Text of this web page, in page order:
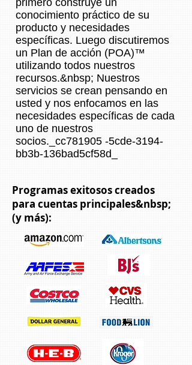
primero construye un
conocimiento práctico de su
producto y necesidades
específicas. Luego discutiremos
un Plan de acción (POA)™
utilizando todos nuestros
recursos.&nbsp; Nuestros
servicios se crean pensando en
usted y nos enfocamos en las
necesidades específicas de cada
uno de nuestros
socios._cc781905 -5cde-3194-
bb3b-136bad5cf58d_
Programas exitosos creados
para cuentas principales&nbsp;
(y más):